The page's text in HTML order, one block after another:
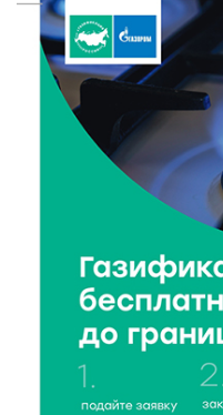
В Твери создали
добавок, повышающие
сельхозживотных
6 Авг 2026 14:01
Мультфильм своими
ленту по мотивам
Виталий Королев:
спортивной столицей
6 Авг 2026 13:02 202
Рынок труда 2026: где